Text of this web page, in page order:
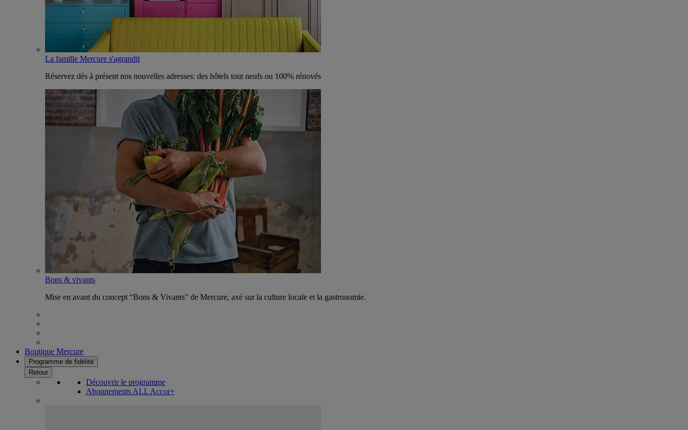
La famille Mercure s'agrandit
Réservez dès à présent nos nouvelles adresses: des hôtels tout neufs ou 100% rénovés
Bons & vivants
Mise en avant du concept “Bons & Vivants” de Mercure, axé sur la culture locale et la gastronomie.
Boutique Mercure
Programme de fidélité
Retour
Découvrir le programme
Abonnements ALL Accor+